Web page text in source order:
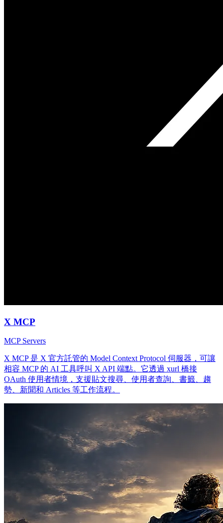
X MCP
MCP Servers
X MCP 是 X 官方託管的 Model Context Protocol 伺服器，可讓
相容 MCP 的 AI 工具呼叫 X API 端點。它透過 xurl 橋接
OAuth 使用者情境，支援貼文搜尋、使用者查詢、書籤、趨
勢、新聞和 Articles 等工作流程。